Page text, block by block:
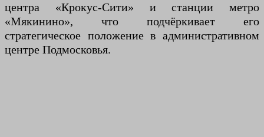
центра «Крокус-Сити» и станции метро
«Мякинино», что подчёркивает его
стратегическое положение в административном
центре Подмосковья.